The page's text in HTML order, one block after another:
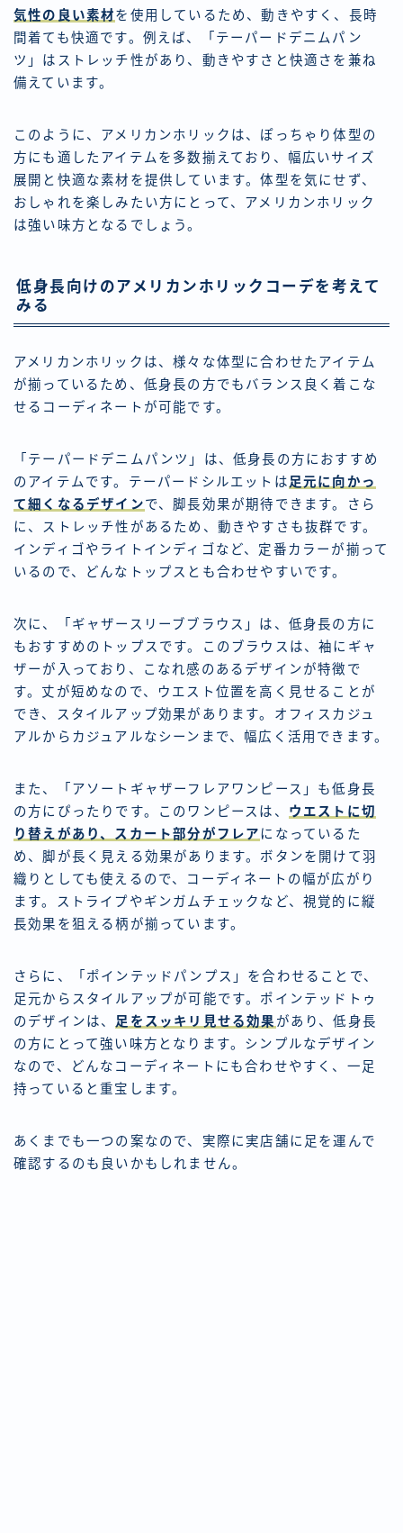
気性の良い素材を使用しているため、動きやすく、長時
間着ても快適です。例えば、「テーパードデニムパン
ツ」はストレッチ性があり、動きやすさと快適さを兼ね
備えています。
このように、アメリカンホリックは、ぽっちゃり体型の
方にも適したアイテムを多数揃えており、幅広いサイズ
展開と快適な素材を提供しています。体型を気にせず、
おしゃれを楽しみたい方にとって、アメリカンホリック
は強い味方となるでしょう。
低身長向けのアメリカンホリックコーデを考えて
みる
アメリカンホリックは、様々な体型に合わせたアイテム
が揃っているため、低身長の方でもバランス良く着こな
せるコーディネートが可能です。
「テーパードデニムパンツ」は、低身長の方におすすめ
のアイテムです。テーパードシルエットは足元に向かっ
て細くなるデザインで、脚長効果が期待できます。さら
に、ストレッチ性があるため、動きやすさも抜群です。
インディゴやライトインディゴなど、定番カラーが揃って
いるので、どんなトップスとも合わせやすいです。
次に、「ギャザースリーブブラウス」は、低身長の方に
もおすすめのトップスです。このブラウスは、袖にギャ
ザーが入っており、こなれ感のあるデザインが特徴で
す。丈が短めなので、ウエスト位置を高く見せることが
でき、スタイルアップ効果があります。オフィスカジュ
アルからカジュアルなシーンまで、幅広く活用できます。
また、「アソートギャザーフレアワンピース」も低身長
の方にぴったりです。このワンピースは、 ウエストに切
り替えがあり、スカート部分がフレアになっているた
め、脚が長く見える効果があります。ボタンを開けて羽
織りとしても使えるので、コーディネートの幅が広がり
ます。ストライプやギンガムチェックなど、視覚的に縦
長効果を狙える柄が揃っています。
さらに、「ポインテッドパンプス」を合わせることで、
足元からスタイルアップが可能です。ポインテッドトゥ
のデザインは、 足をスッキリ見せる効果 があり、低身長
の方にとって強い味方となります。シンプルなデザイン
なので、どんなコーディネートにも合わせやすく、一足
持っていると重宝します。
あくまでも一つの案なので、実際に実店舗に足を運んで
確認するのも良いかもしれません。